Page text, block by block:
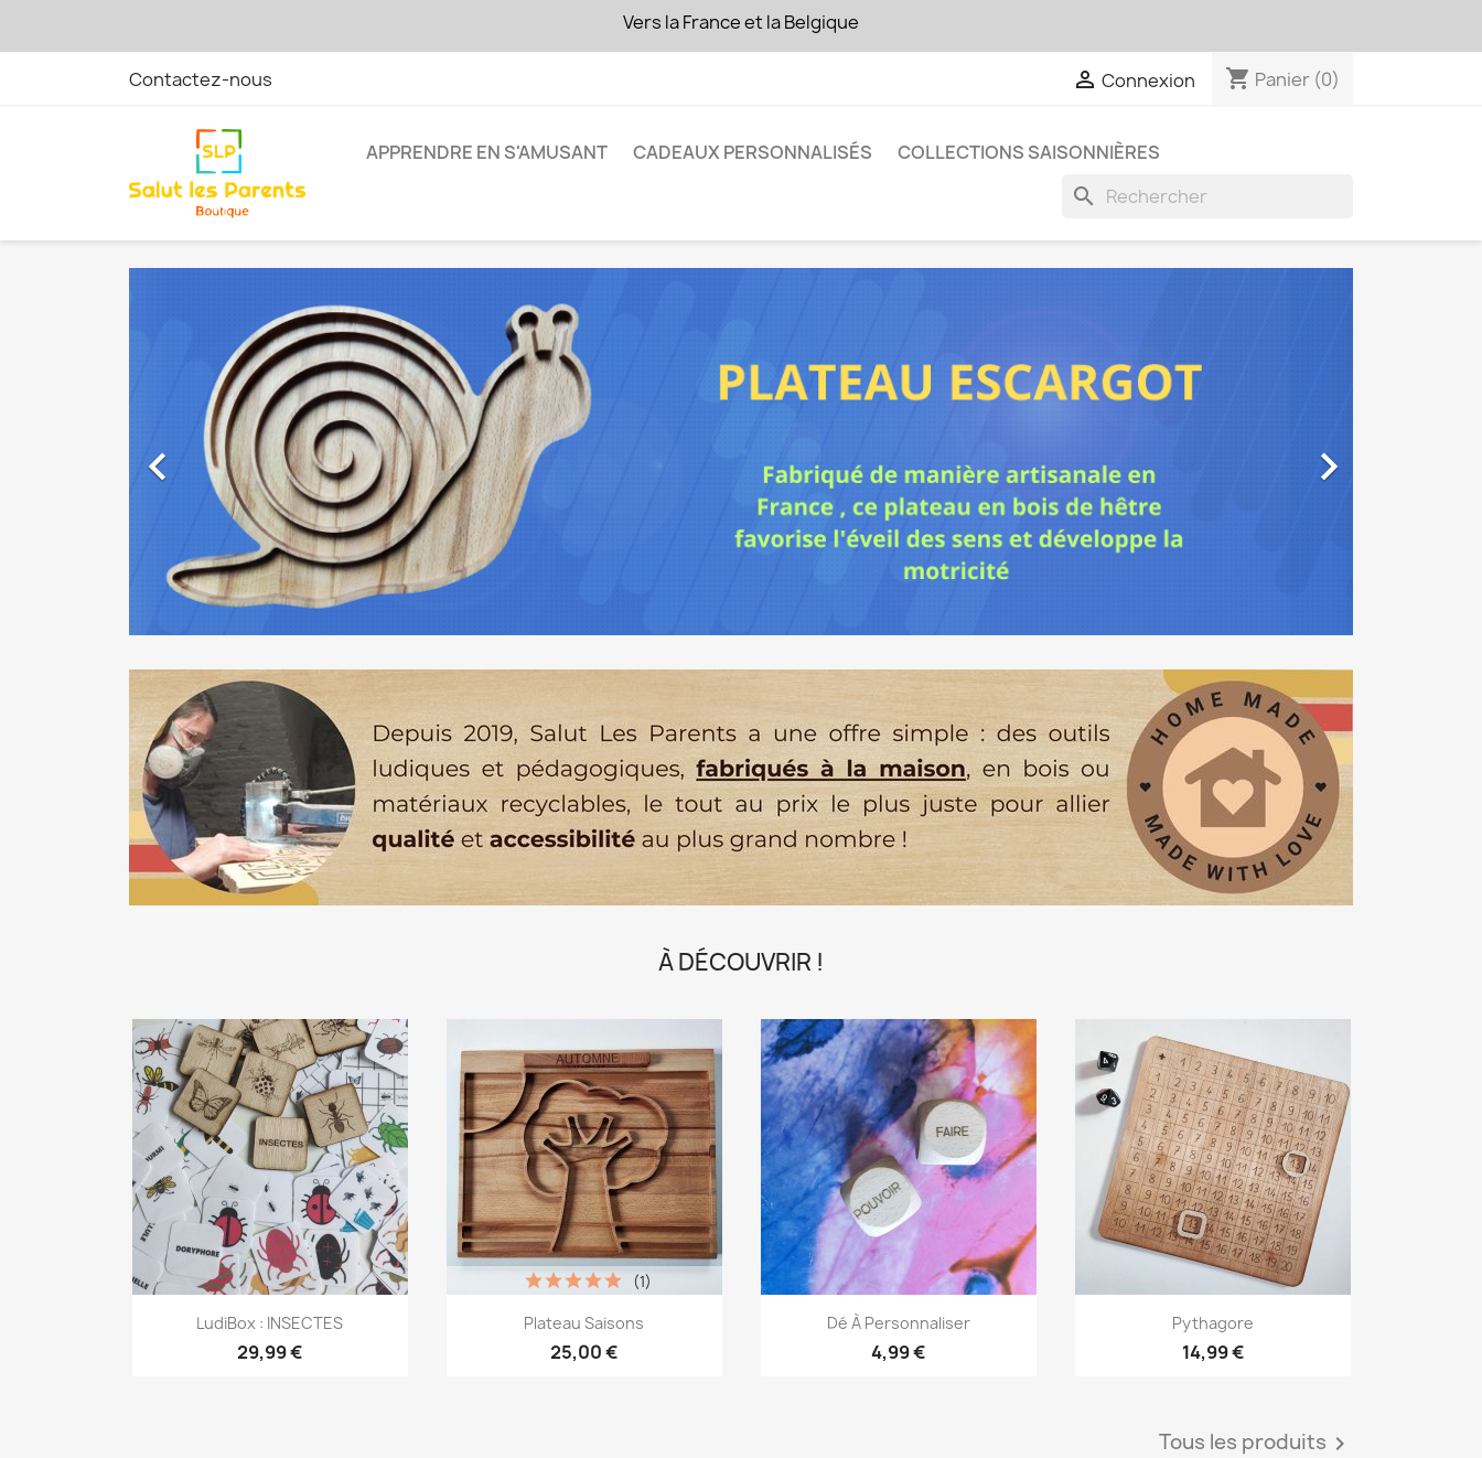
Vers la France et la Belgique
FRAIS DE PORT OFFERTS !dès 50€ d'achat
Contactez-nous
 Connexion shopping_cart Panier (0)
APPRENDRE EN S'AMUSANT CADEAUX PERSONNALISÉS COLLECTIONS SAISONNIÈRES
search
 
À DÉCOUVRIR !
Aperçu rapide
LudiBox : INSECTES
29,99 €
Aperçu rapide
Plateau Saisons
25,00 €
(1)
 Aperçu rapide
Dé À Personnaliser
4,99 €
Aperçu rapide
Pythagore
14,99 €
Tous les produits 